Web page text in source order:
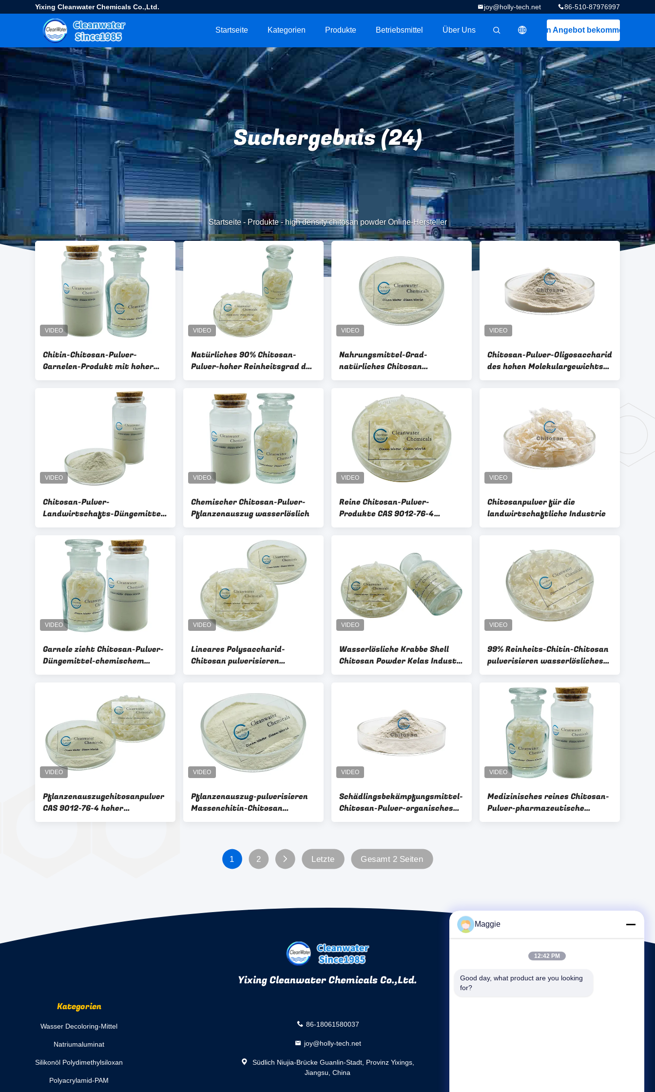
Yixing Cleanwater Chemicals Co.,Ltd. 86-510-87976997
joy@holly-tech.net
Ein Angebot bekommen
描述
Startseite Kategorien Produkte Betriebsmittel Über Uns
Suchergebnis (24)
Startseite- Produkte-high density chitosan powder Online-Hersteller
Chitin-Chitosan-Pulver-
Garnelen-Produkt mit hoher
Dichte
Natürliches 90% Chitosan-
Pulver-hoher Reinheitsgrad des
Nahrungsmittelgrad-
wasserlöslich
Nahrungsmittel-Grad-
natürliches Chitosan
pulverisieren Massen-
Chitosan-Pulver-Oligosaccharid
des hohen Molekulargewichts
wasserlöslich
Chitosan-Pulver-
Landwirtschafts-Düngemittel-
Pflanzenauszug mit niedrigem
Molekulargewicht
Chemischer Chitosan-Pulver-
Pflanzenauszug wasserlöslich
Reine Chitosan-Pulver-
Produkte CAS 9012-76-4
pharmazeutische Chemikalien
Chitosanpulver für die
landwirtschaftliche Industrie
Garnele zieht Chitosan-Pulver-
Düngemittel-chemischem
Algerien-Chitosan-Produkt ab
Lineares Polysaccharid-
Chitosan pulverisieren
Molekulargewicht-Struktur
Wasserlösliche Krabbe Shell
Chitosan Powder Kelas Industri
für Abwasserbehandlung
99% Reinheits-Chitin-Chitosan
pulverisieren wasserlösliches
für
Nahrungsmittelkonservierungsmittel
Pflanzenauszugchitosanpulver
CAS 9012-76-4 hoher
Reinheitsgrad-wasserlösliches
Pflanzenauszug-pulverisieren
Massenchitin-Chitosan
wasserlösliches CAS 9012-76-4
Schädlingsbekämpfungsmittel-
Chitosan-Pulver-organisches
Düngemittel-Oligosaccharid-
Medizinisches reines Chitosan-
Pulver-pharmazeutische
Vermittler CAS 9012-76-4
1 2 Letzte Gesamt 2 Seiten
Yixing Cleanwater Chemicals Co.,Ltd.
Kategorien
Wasser Decoloring-Mittel
Natriumaluminat
Silikonöl Polydimethylsiloxan
Polyacrylamid-PAM
86-18061580037
joy@holly-tech.net
Südlich Niujia-Brücke Guanlin-Stadt, Provinz Yixings,
Jiangsu, China
Maggie
12:42 PM
Good day, what product are you looking
for?